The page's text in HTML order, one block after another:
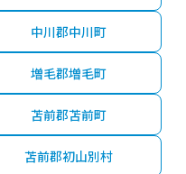
中川郡中川町
増毛郡増毛町
苫前郡苫前町
苫前郡初山別村